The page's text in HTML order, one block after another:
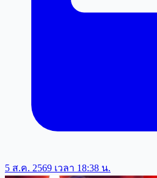
5 ส.ค. 2569 เวลา 18:38 น.